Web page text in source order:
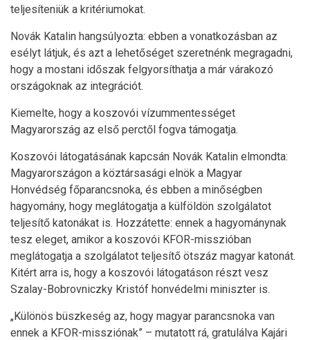
teljesíteniük a kritériumokat.
Novák Katalin hangsúlyozta: ebben a vonatkozásban az
esélyt látjuk, és azt a lehetőséget szeretnénk megragadni,
hogy a mostani időszak felgyorsíthatja a már várakozó
országoknak az integrációt.
Kiemelte, hogy a koszovói vízummentességet
Magyarország az első perctől fogva támogatja.
Koszovói látogatásának kapcsán Novák Katalin elmondta:
Magyarországon a köztársasági elnök a Magyar
Honvédség főparancsnoka, és ebben a minőségben
hagyomány, hogy meglátogatja a külföldön szolgálatot
teljesítő katonákat is. Hozzátette: ennek a hagyománynak
tesz eleget, amikor a koszovói KFOR-misszióban
meglátogatja a szolgálatot teljesítő ötszáz magyar katonát.
Kitért arra is, hogy a koszovói látogatáson részt vesz
Szalay-Bobrovniczky Kristóf honvédelmi miniszter is.
„Különös büszkeség az, hogy magyar parancsnoka van
ennek a KFOR-missziónak” – mutatott rá, gratulálva Kajári